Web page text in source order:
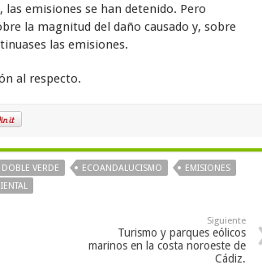
emisiones se han detenido. Pero
la magnitud del daño causado y, sobre
las emisiones.
al respecto.
DOBLE VERDE ECOANDALUCISMO
EMISIONES
Siguiente
Turismo y parques eólicos
marinos en la costa noroeste de
Cádiz.